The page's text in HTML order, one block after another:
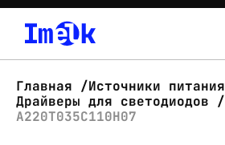
О нас
Главная
Источники питания
Драйверы для светодиодов
А220Т035С110Н07